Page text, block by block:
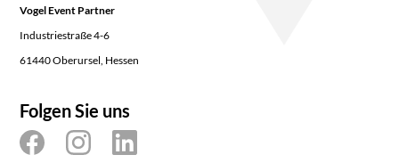
Vogel Event Partner
Industriestraße 4-6
61440 Oberursel, Hessen
Folgen Sie uns